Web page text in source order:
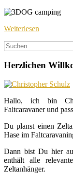
Weiterlesen
Suchen
nach:
Herzlichen
Hallo, ich bin
Faltcaravaner und
Du planst einen
Hase im
Dann bist Du hier
enthält alle
Zeltanhänger.